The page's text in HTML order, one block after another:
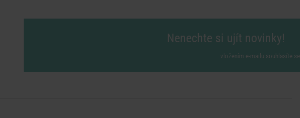
Nenechte si ujít novinky!
vložením e-mailu souhlasíte se